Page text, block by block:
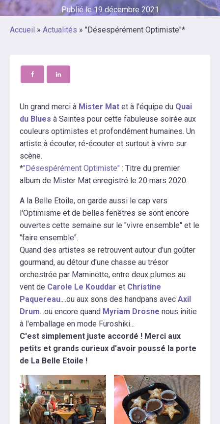
Publié le19 décembre 2021
Accueil » Actualités » "Désespérément Optimiste"*
Un grand merci à Mister Mat et à l'équipe du Quai
du Blues à Saintes pour cette fabuleuse soirée aux
couleurs optimistes et profondément humaines. Un
artiste à écouter, ré-écouter et surtout à vivre sur
scène.
*"Désespérément Optimiste" : Titre du premier
album de Mister Mat enregistré le 20 mars 2020.
A la Belle Etoile, on garde aussi le cap vers
l'Optimisme et de belles fenêtres se sont encore
ouvertes cette semaine sur le "vivre ensemble" et le
"faire ensemble".
Quand des artistes se retrouvent autour d'un goûter
gourmand, au détour d'une chasse au trésor
orchestrée par Maminette, entre deux plumes au
vent de Carole Le Kouddar et Christine
Paquereau....ou aux sons des handpans avec Axil
Drum...ou encore quand Myriam Drosne nous initie
à l'emballage en mode Furoshiki...
C'est simplement juste accordé ! Merci aux
petits et grands curieux d'avoir poussé la porte
de La Belle Etoile !